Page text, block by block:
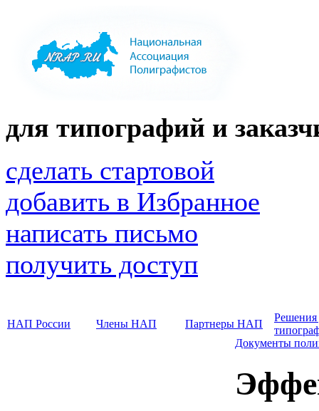
для типографий и
сделать стартовой
добавить в Избранное
написать письмо
получить доступ
НАП России Члены НАП Партнеры НАП
Решения
Документы